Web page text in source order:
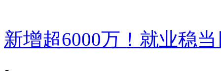
新增超6000万！就业稳